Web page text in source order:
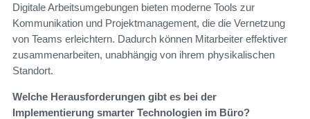
Digitale Arbeitsumgebungen bieten moderne Tools zur
Kommunikation und Projektmanagement, die die Vernetzung
von Teams erleichtern. Dadurch können Mitarbeiter effektiver
zusammenarbeiten, unabhängig von ihrem physikalischen
Standort.
Welche Herausforderungen gibt es bei der
Implementierung smarter Technologien im Büro?